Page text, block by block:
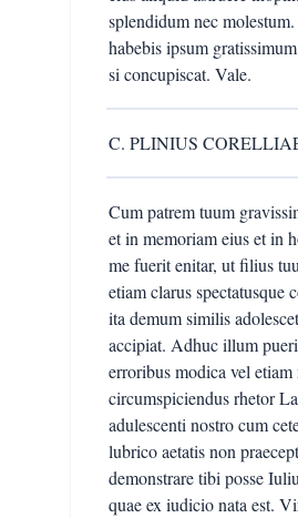
splendidum nec
habebis ipsum
si concupiscat. Vale.
C. PLINIUS
Cum patrem tuum
et in memoriam eius et in
me fuerit enitar, ut filius
etiam clarus
ita demum similis
accipiat. Adhuc illum
erroribus modica vel
circumspiciendus rhetor
adulescenti nostro cum
lubrico aetatis non
demonstrare tibi posse
quae ex iudicio nata est.